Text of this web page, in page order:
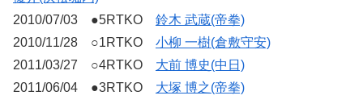
2010/07/03 ●5RTKO 鈴木 武蔵(帝拳)
2010/11/28 ○1RTKO 小柳 一樹(倉敷守安)
2011/03/27 ○4RTKO 大前 博史(中日)
2011/06/04 ●3RTKO 大塚 博之(帝拳)